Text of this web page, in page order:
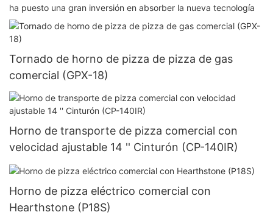
ha puesto una gran inversión en absorber la nueva tecnología
Tornado de horno de pizza de pizza de gas
comercial (GPX-18)
Horno de transporte de pizza comercial con
velocidad ajustable 14 '' Cinturón (CP-140IR)
Horno de pizza eléctrico comercial con
Hearthstone (P18S)